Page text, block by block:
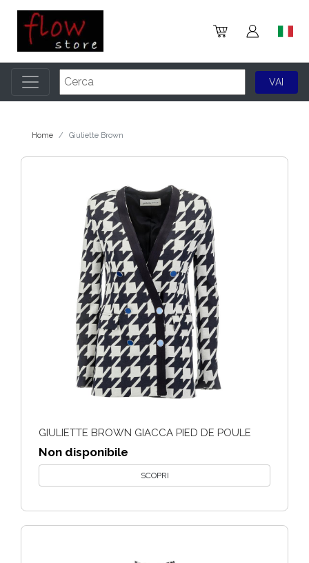
Home Giuliette Brown
GIULIETTE BROWN GIACCA PIED DE POULE
Non disponibile
SCOPRI